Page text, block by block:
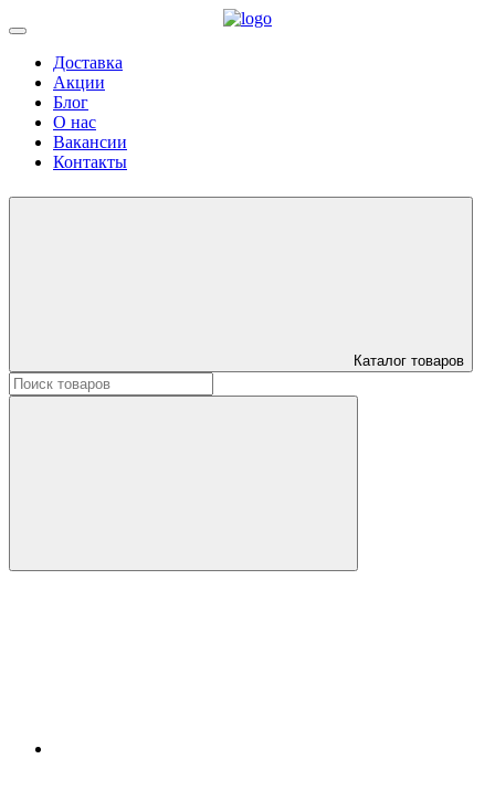
Доставка
Акции
Блог
О нас
Вакансии
Контакты
Каталог товаров
Искать: